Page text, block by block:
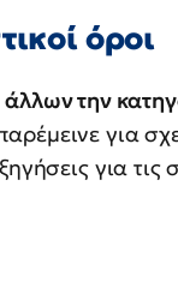
όροι
άλλων την
για
για